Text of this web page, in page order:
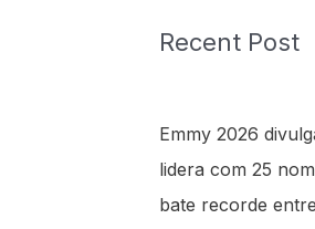
Recent Post
Emmy 2026
lidera com 25
bate recorde